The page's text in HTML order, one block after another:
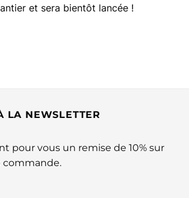
et sera bientôt lancée !
LA NEWSLETTER
pour vous un remise de 10% sur
commande.